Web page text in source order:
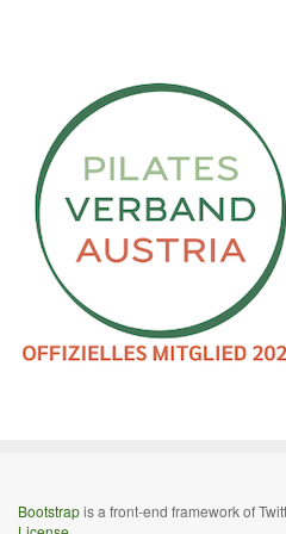
Bootstrapis a front-end framework of